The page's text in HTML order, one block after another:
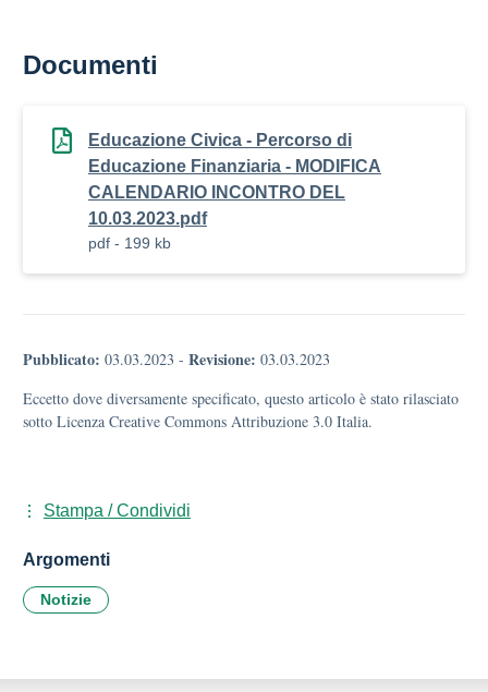
Documenti
Educazione Civica - Percorso di
Educazione Finanziaria - MODIFICA
CALENDARIO INCONTRO DEL
10.03.2023.pdf
pdf - 199 kb
Pubblicato: 03.03.2023 - Revisione: 03.03.2023
Eccetto dove diversamente specificato, questo articolo è stato rilasciato
sotto Licenza Creative Commons Attribuzione 3.0 Italia.
Stampa / Condividi
Argomenti
Notizie